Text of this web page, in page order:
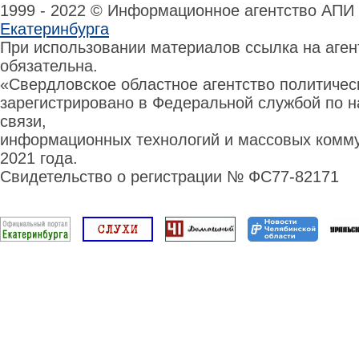
1999 - 2022 © Информационное агентство
Екатеринбурга
При использовании материалов ссылка на
обязательна.
«Свердловское областное агентство
зарегистрировано в Федеральной службой по
связи,
информационных технологий и массовых
2021 года.
Свидетельство о регистрации № ФС77-82171